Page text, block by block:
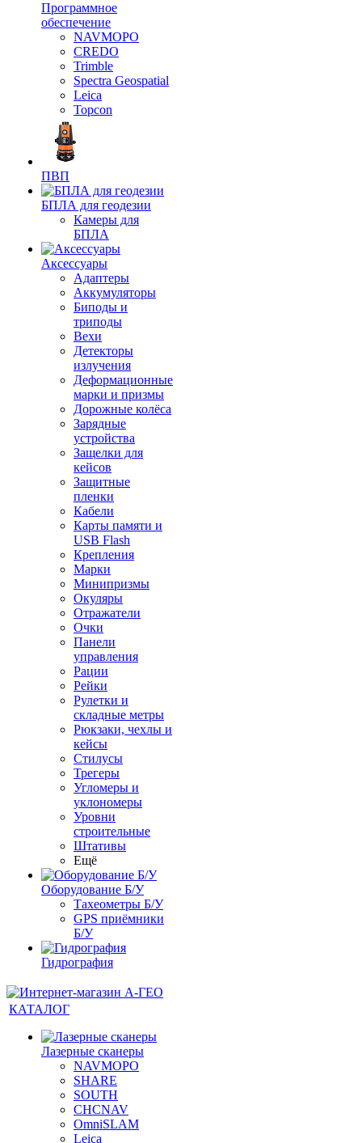
Программное
обеспечение
NAVMOPO
CREDO
Trimble
Spectra Geospatial
Leica
Topcon
ПВП
БПЛА для геодезии
Камеры для
БПЛА
Аксессуары
Адаптеры
Аккумуляторы
Биподы и
триподы
Вехи
Детекторы
излучения
Деформационные
марки и призмы
Дорожные колёса
Зарядные
устройства
Защелки для
кейсов
Защитные
пленки
Кабели
Карты памяти и
USB Flash
Крепления
Марки
Минипризмы
Окуляры
Отражатели
Очки
Панели
управления
Рации
Рейки
Рулетки и
складные метры
Рюкзаки, чехлы и
кейсы
Стилусы
Трегеры
Угломеры и
уклономеры
Уровни
строительные
Штативы
Ещё
Оборудование Б/У
Тахеометры Б/У
GPS приёмники
Б/У
Гидрография
КАТАЛОГ
Лазерные сканеры
NAVMOPO
SHARE
SOUTH
CHCNAV
OmniSLAM
Leica